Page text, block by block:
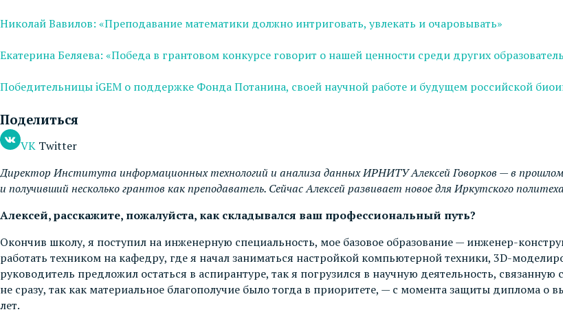
Николай Вавилов: «Преподавание математики должно интриговать, увлекать и очаровывать»
Екатерина Беляева: «Победа в грантовом конкурсе говорит о нашей ценности среди других
Победительницы iGEM о поддержке Фонда Потанина, своей научной работе и будущем российской
Поделиться
VK Twitter
Директор Института информационных технологий и анализа данных ИРНИТУ Алексей Говорков — в
и получивший несколько грантов как преподаватель. Сейчас Алексей развивает новое для Иркутского
Алексей, расскажите, пожалуйста, как складывался ваш профессиональный путь?
Окончив школу, я поступил на инженерную специальность, мое базовое образование — инженер-
работать техником на кафедру, где я начал заниматься настройкой компьютерной техники, 3D-
руководитель предложил остаться в аспирантуре, так я погрузился в научную деятельность,
не сразу, так как материальное благополучие было тогда в приоритете, — с момента защиты диплома
лет.